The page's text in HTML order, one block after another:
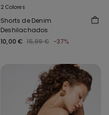
2 Colores
Shorts de Denim
Deshilachados
10,00 € 15,99 € -37%